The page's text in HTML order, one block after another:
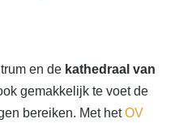
en de kathedraal van
gemakkelijk te voet de
bereiken. Met hetOV